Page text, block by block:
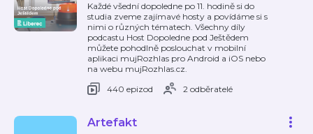
Každé všední dopoledne po 11. hodině si do
studia zveme zajímavé hosty a povídáme si s
nimi o různých tématech. Všechny díly
podcastu Host Dopoledne pod Ještědem
můžete pohodlně poslouchat v mobilní
aplikaci mujRozhlas pro Android a iOS nebo
na webu mujRozhlas.cz.
440 epizod
2 odběratelé
Artefakt